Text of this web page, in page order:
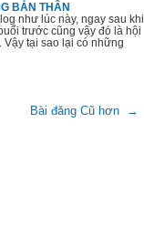
BẢN THÂN
như lúc này, ngay sau khi
trước cũng vậy đó là hội
Vậy tại sao lại có những
Bài đăng Cũ hơn →